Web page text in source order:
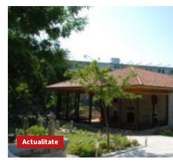
Deputatul
Florin
Jianu,
mesaj
către
credincioșii
musulmani
în
sărbătoare:
„Cu
prilejul
Eid
al-
Adha,
Actualitate